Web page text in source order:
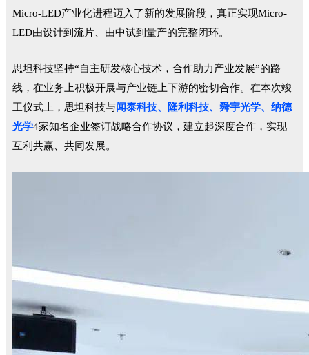
Micro-LED产业化进程迈入了新的发展阶段，真正实现Micro-
LED由设计到流片、由中试到量产的完整闭环。
思坦科技坚持“自主研发核心技术，合作助力产业发展”的路
线，在业务上积极开展与产业链上下游的密切合作。在本次竣
工仪式上，思坦科技与闻泰科技、隆利科技、舜宇光学、纳德
光学4家知名企业签订战略合作协议，建立起深度合作，实现
互利共赢、共同发展。